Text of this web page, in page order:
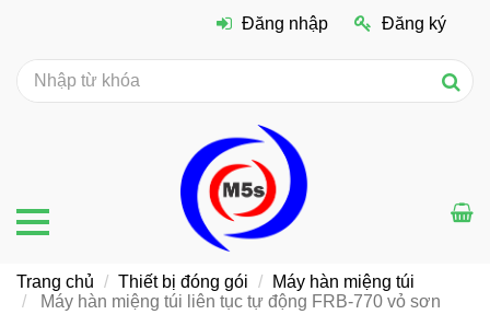
Đăng nhập Đăng ký
Trang chủ Thiết bị đóng gói
Máy hàn miệng túi
Máy hàn miệng túi liên tục tự động FRB-770 vỏ sơn